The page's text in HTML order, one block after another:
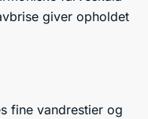
giver opholdet
fine vandrestier og